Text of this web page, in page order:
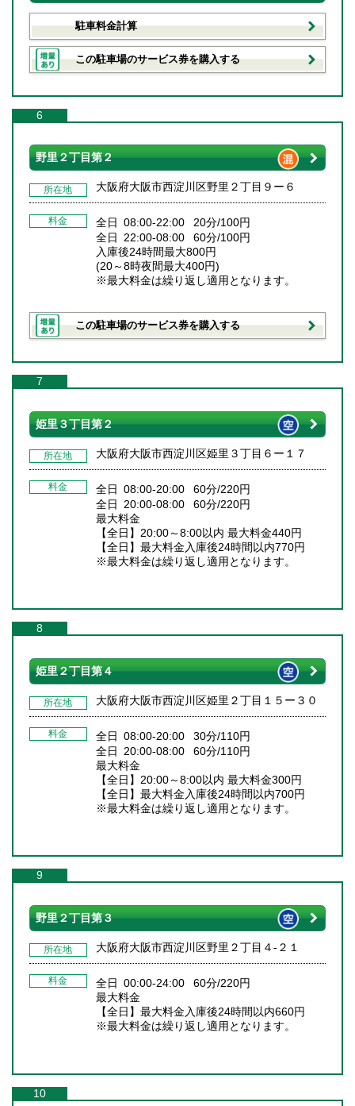
駐車料金計算
この駐車場のサービス券を購入する
6
野里２丁目第２
所在地 大阪府大阪市西淀川区野里２丁目９ー６
料金
全日 08:00-22:00 20分/100円
全日 22:00-08:00 60分/100円
入庫後24時間最大800円
(20～8時夜間最大400円)
※最大料金は繰り返し適用となります。
この駐車場のサービス券を購入する
7
姫里３丁目第２
所在地 大阪府大阪市西淀川区姫里３丁目６ー１７
料金
全日 08:00-20:00 60分/220円
全日 20:00-08:00 60分/220円
最大料金
【全日】20:00～8:00以内 最大料金440円
【全日】最大料金入庫後24時間以内770円
※最大料金は繰り返し適用となります。
8
姫里２丁目第４
所在地 大阪府大阪市西淀川区姫里２丁目１５ー３０
料金
全日 08:00-20:00 30分/110円
全日 20:00-08:00 60分/110円
最大料金
【全日】20:00～8:00以内 最大料金300円
【全日】最大料金入庫後24時間以内700円
※最大料金は繰り返し適用となります。
9
野里２丁目第３
所在地 大阪府大阪市西淀川区野里２丁目４‐２１
料金
全日 00:00-24:00 60分/220円
最大料金
【全日】最大料金入庫後24時間以内660円
※最大料金は繰り返し適用となります。
10